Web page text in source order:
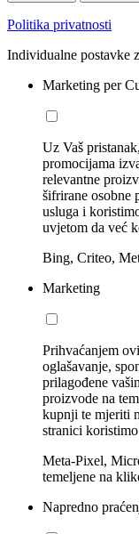
Politika privatnosti
Individualne postavke
Marketing per
Uz Vaš
promocijama
relevantne
šifrirane osobne
usluga i
uvjetom da već
Bing, Criteo,
Marketing
Prihvaćanjem
oglašavanje,
prilagođene
proizvode na
kupnji te mjeriti
stranici
Meta-Pixel,
temeljene na
Napredno